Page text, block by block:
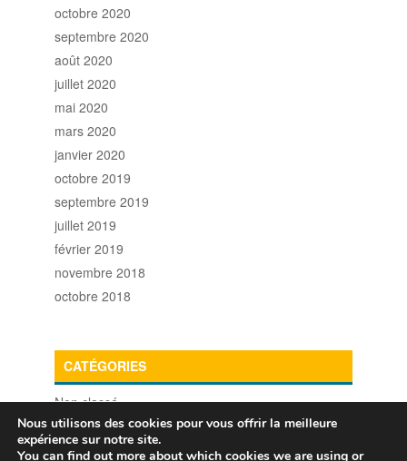
octobre 2020
septembre 2020
août 2020
juillet 2020
mai 2020
mars 2020
janvier 2020
octobre 2019
septembre 2019
juillet 2019
février 2019
novembre 2018
octobre 2018
CATÉGORIES
Non classé
Nous utilisons des cookies pour vous offrir la meilleure
expérience sur notre site.
You can find out more about which cookies we are using or